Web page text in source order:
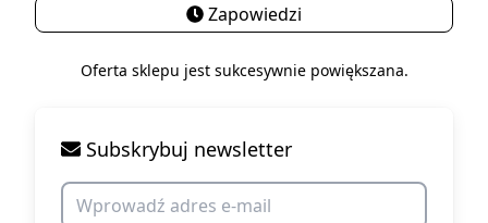
Zapowiedzi
Oferta sklepu jest sukcesywnie powiększana.
Subskrybuj newsletter